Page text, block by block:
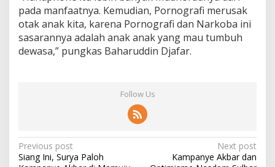
pada manfaatnya. Kemudian, Pornografi merusak
otak anak kita, karena Pornografi dan Narkoba ini
sasarannya adalah anak anak yang mau tumbuh
dewasa,” pungkas Baharuddin Djafar.
Follow Us
P
Previous post
Siang Ini, Surya Paloh
Next post
Kampanye Akbar dan